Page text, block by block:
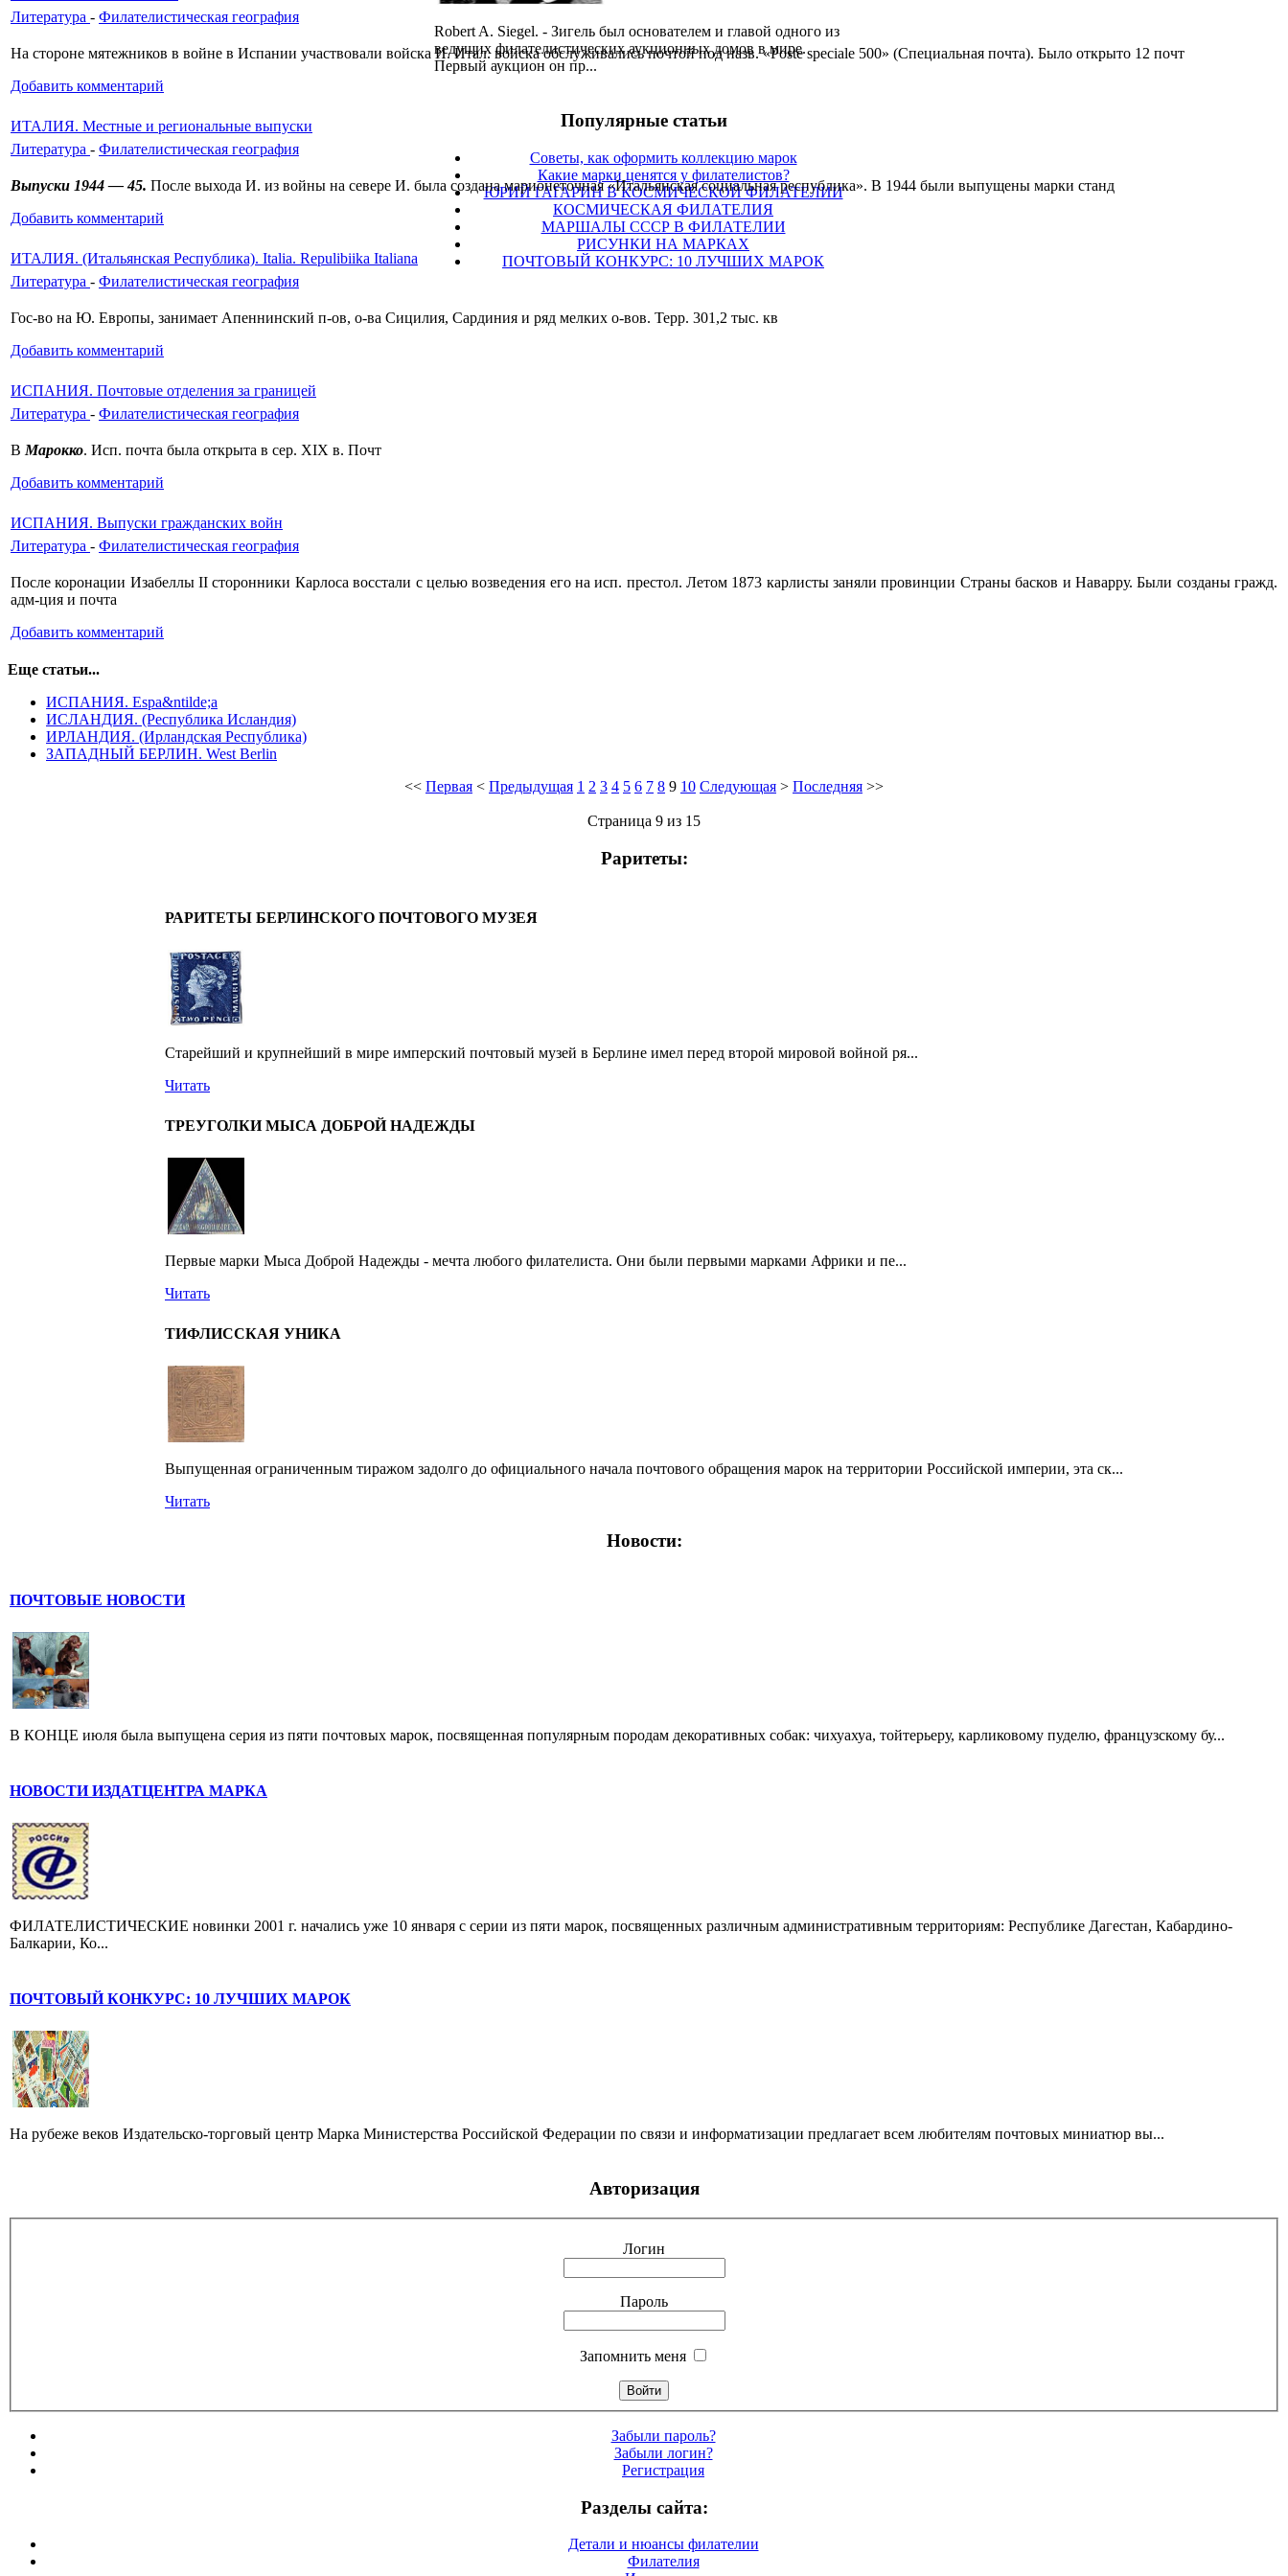
Robert A. Siegel. - Зигель был основателем и главой одного из
ведущих филателистических аукционных домов в мире.
Первый аукцион он пр...
Популярные cтатьи
Советы, как оформить коллекцию марок
Какие марки ценятся у филателистов?
ЮРИЙ ГАГАРИН В КОСМИЧЕСКОЙ ФИЛАТЕЛИИ
КОСМИЧЕСКАЯ ФИЛАТЕЛИЯ
МАРШАЛЫ СССР В ФИЛАТЕЛИИ
РИСУНКИ НА МАРКАХ
ПОЧТОВЫЙ КОНКУРС: 10 ЛУЧШИХ МАРОК
Литература - Филателистическая география
На стороне мятежников в войне в Испании участвовали войска И. Итал. войска обслуживались почтой под назв. «Poste speciale 500» (Специальная почта). Было открыто 12 почт
Добавить комментарий
ИТАЛИЯ. Местные и региональные выпуски
Литература - Филателистическая география
Выпуски 1944 — 45. После выхода И. из войны на се­вере И. была создана марионеточная «Итальянская социальная республика». В 1944 были выпущены марки станд
Добавить комментарий
ИТАЛИЯ. (Итальянская Республика). Italia. Repulibiika Italiana
Литература - Филателистическая география
Гос-во на Ю. Европы, занимает Апеннинский п-ов, о-ва Си­цилия, Сардиния и ряд мелких о-вов. Терр. 301,2 тыс. кв
Добавить комментарий
ИСПАНИЯ. Почтовые отделения за границей
Литература - Филателистическая география
В Марокко. Исп. почта была открыта в сер. XIX в. Почт
Добавить комментарий
ИСПАНИЯ. Выпуски гражданских войн
Литература - Филателистическая география
После коронации Изабеллы II сторонники Карлоса восста­ли с целью возведения его на исп. престол. Летом 1873 карлисты заняли провинции Страны басков и Наварру. Были созданы гражд.
адм-ция и почта
Добавить комментарий
Еще статьи...
ИСПАНИЯ. Espa&ntilde;a
ИСЛАНДИЯ. (Республика Исландия)
ИРЛАНДИЯ. (Ирландская Республика)
ЗАПАДНЫЙ БЕРЛИН. West Berlin
<< Первая < Предыдущая 1 2 3 4 5 6 7 8 9 10 Следующая > Последняя >>
Страница 9 из 15
Раритеты:
РАРИТЕТЫ БЕРЛИНСКОГО ПОЧТОВОГО МУЗЕЯ
Старейший и крупнейший в мире имперский почтовый музей в Берлине имел перед второй мировой войной ря...
Читать
ТРЕУГОЛКИ МЫСА ДОБРОЙ НАДЕЖДЫ
Первые марки Мыса Доброй Надежды - мечта любого филателиста. Они были первыми марками Африки и пе...
Читать
ТИФЛИССКАЯ УНИКА
Выпущенная ограниченным тиражом задолго до официального начала почтового обращения марок на территории Российской империи, эта ск...
Читать
Новости:
ПОЧТОВЫЕ НОВОСТИ
В КОНЦЕ июля была выпущена серия из пяти почтовых марок, посвященная популярным породам декоративных собак: чихуахуа, тойтерьеру, карликовому пуделю, французскому бу...
НОВОСТИ ИЗДАТЦЕНТРА МАРКА
ФИЛАТЕЛИСТИЧЕСКИЕ новинки 2001 г. начались уже 10 января с серии из пяти марок, посвященных различным административным территориям: Республике Дагестан, Кабардино-
Балкарии, Ко...
ПОЧТОВЫЙ КОНКУРС: 10 ЛУЧШИХ МАРОК
На рубеже веков Издательско-торговый центр Марка Министерства Российской Федерации по связи и информатизации предлагает всем любителям почтовых миниатюр вы...
Авторизация
Логин
Пароль
Запомнить меня
Забыли пароль?
Забыли логин?
Регистрация
Разделы сайта:
Детали и нюансы филателии
Филателия